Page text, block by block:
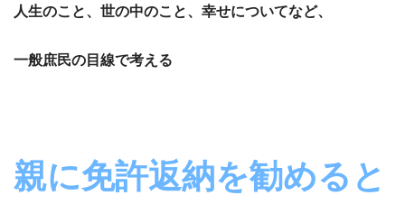
人生のこと、世の中のこと、幸せについてなど、
一般庶民の目線で考える
親に免許返納を勧めると